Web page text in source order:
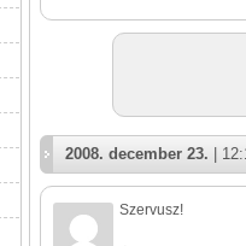
2008. december 23. |
Szervusz!